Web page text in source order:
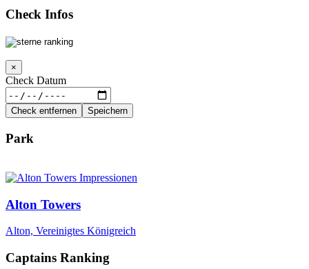
Check Infos
×
Check Datum
Check entfernen Speichern
Park
Alton Towers
Alton, Vereinigtes Königreich
Captains Ranking